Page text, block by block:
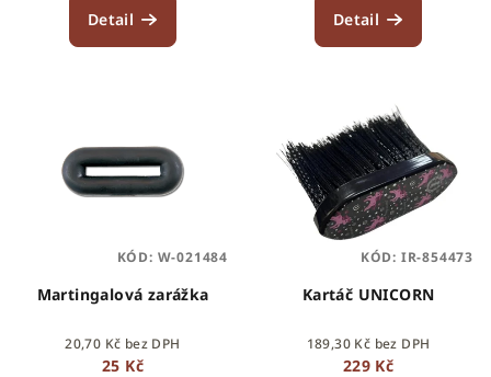
Detail Detail
Martingalová zarážka
20,70 Kč bez DPH
25 Kč
KÓD: W-021484
Kartáč UNICORN
189,30 Kč bez DPH
229 Kč
KÓD: IR-854473